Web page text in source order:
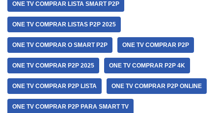
ONE TV COMPRAR LISTA SMART P2P
ONE TV COMPRAR LISTAS P2P 2025
ONE TV COMPRAR O SMART P2P ONE TV COMPRAR P2P
ONE TV COMPRAR P2P 2025 ONE TV COMPRAR P2P 4K
ONE TV COMPRAR P2P LISTA ONE TV COMPRAR P2P ONLINE
ONE TV COMPRAR P2P PARA SMART TV